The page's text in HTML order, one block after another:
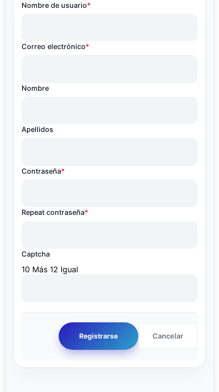
Nombre de usuario*
Correo electrónico*
Nombre
Apellidos
Contraseña*
Repeat contraseña*
Captcha
10 Más 12 Igual
Cancelar